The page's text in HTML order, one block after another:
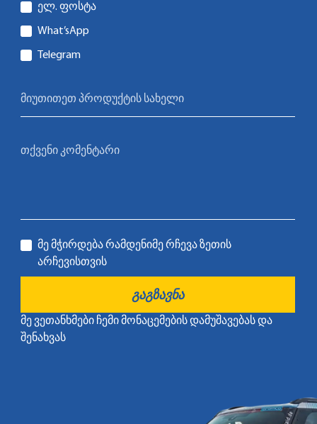
ელ. ფოსტა
What’sApp
Telegram
მე მჭირდება რამდენიმე რჩევა ზეთის
არჩევისთვის
ᲒᲐᲒᲖᲐᲕᲜᲐ
მე ვეთანხმები ჩემი მონაცემების დამუშავებას და
შენახვას